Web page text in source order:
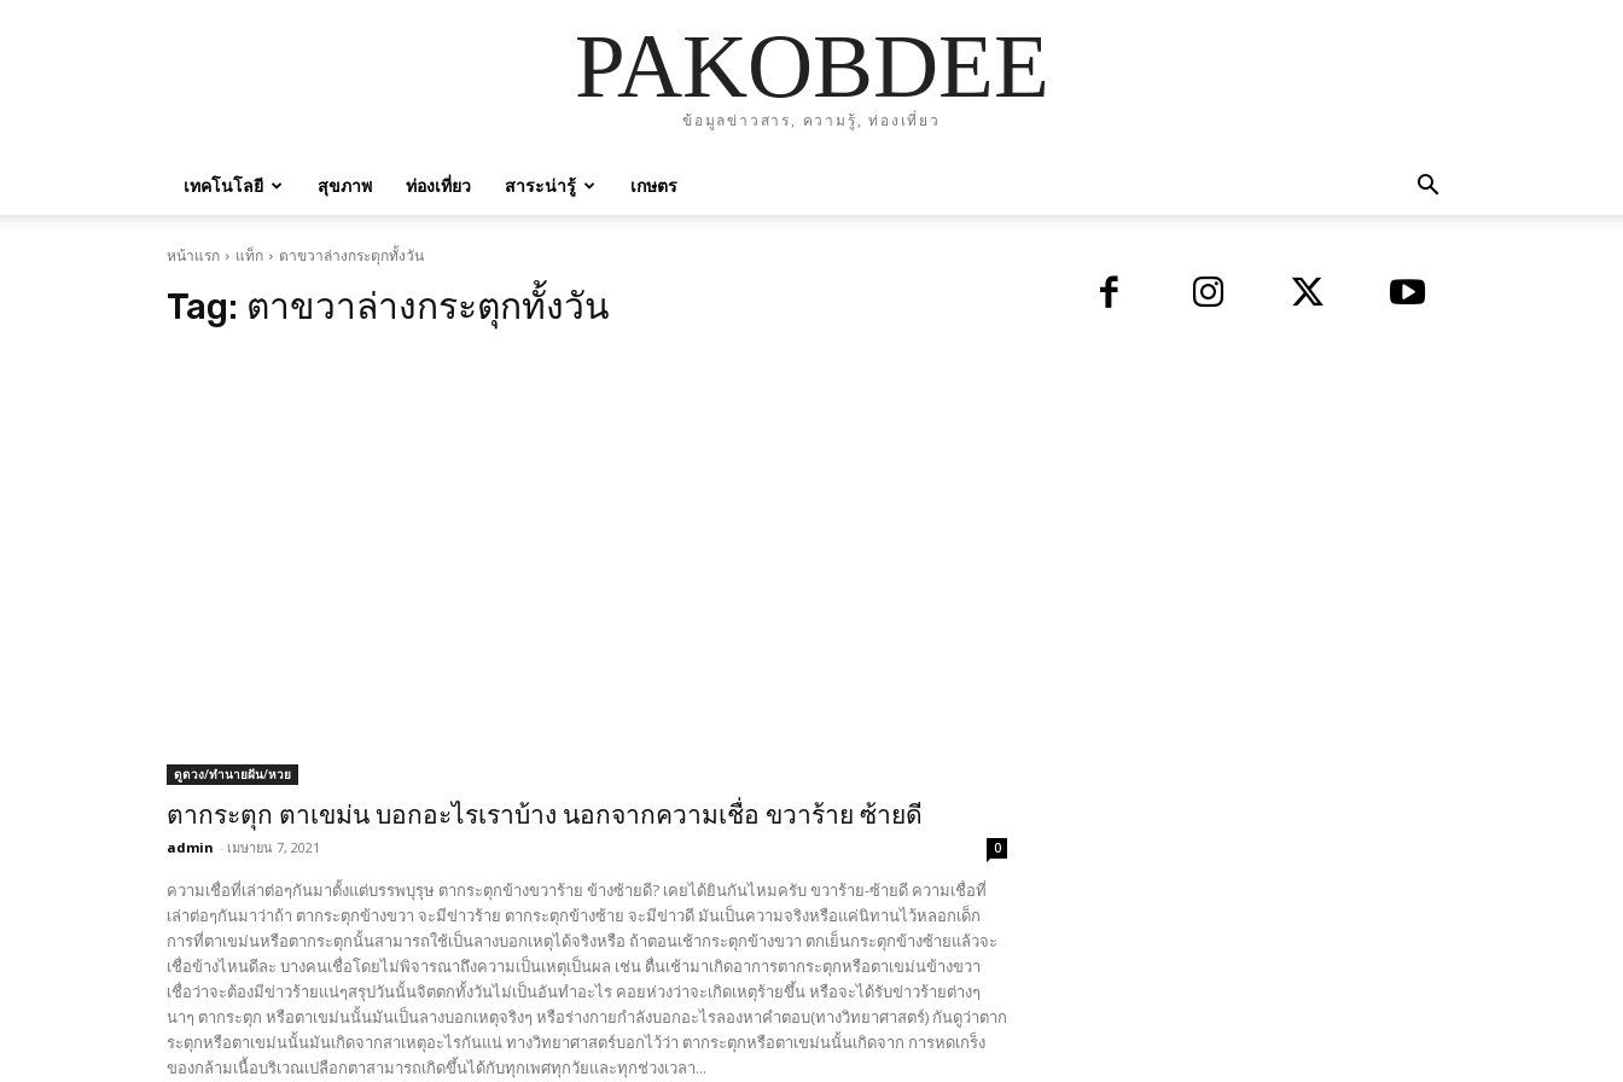
PAKOBDEE
ข้อมูลข่าวสาร, ความรู้, ท่องเที่ยว
เทคโนโลยี สุขภาพ ท่องเที่ยว สาระน่ารู้ เกษตร
หน้าแรก แท็ก ตาขวาล่างกระตุกทั้งวัน
Tag: ตาขวาล่างกระตุกทั้งวัน
ดูดวง/ทำนายฝัน/หวย
ตากระตุก ตาเขม่น บอกอะไรเราบ้าง นอกจากความเชื่อ ขวาร้าย ซ้ายดี
admin - เมษายน 7, 2021 0
ความเชื่อที่เล่าต่อๆกันมาตั้งแต่บรรพบุรุษ ตากระตุกข้างขวาร้าย ข้างซ้ายดี? เคยได้ยินกันไหมครับ ขวาร้าย-ซ้ายดี ความเชื่อที่
เล่าต่อๆกันมาว่าถ้า ตากระตุกข้างขวา จะมีข่าวร้าย ตากระตุกข้างซ้าย จะมีข่าวดี มันเป็นความจริงหรือแค่นิทานไว้หลอกเด็ก
การที่ตาเขม่นหรือตากระตุกนั้นสามารถใช้เป็นลางบอกเหตุได้จริงหรือ ถ้าตอนเช้ากระตุกข้างขวา ตกเย็นกระตุกข้างซ้ายแล้วจะ
เชื่อข้างไหนดีละ บางคนเชื่อโดยไม่พิจารณาถึงความเป็นเหตุเป็นผล เช่น ตื่นเช้ามาเกิดอาการตากระตุกหรือตาเขม่นข้างขวา
เชื่อว่าจะต้องมีข่าวร้ายแน่ๆสรุปวันนั้นจิตตกทั้งวันไม่เป็นอันทำอะไร คอยห่วงว่าจะเกิดเหตุร้ายขึ้น หรือจะได้รับข่าวร้ายต่างๆ
นาๆ ตากระตุก หรือตาเขม่นนั้นมันเป็นลางบอกเหตุจริงๆ หรือร่างกายกำลังบอกอะไรลองหาคำตอบ(ทางวิทยาศาสตร์) กันดูว่าตาก
ระตุกหรือตาเขม่นนั้นมันเกิดจากสาเหตุอะไรกันแน่ ทางวิทยาศาสตร์บอกไว้ว่า ตากระตุกหรือตาเขม่นนั้นเกิดจาก การหดเกร็ง
ของกล้ามเนื้อบริเวณเปลือกตาสามารถเกิดขึ้นได้กับทุกเพศทุกวัยและทุกช่วงเวลา...